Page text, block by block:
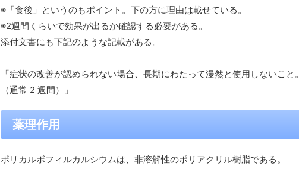
※「食後」というのもポイント。下の方に理由は載せている。
※2週間くらいで効果が出るか確認する必要がある。
添付文書にも下記のような記載がある。
「症状の改善が認められない場合、長期にわたって漫然と使用しないこと。
（通常 2 週間）」
薬理作用
ポリカルボフィルカルシウムは、非溶解性のポリアクリル樹脂である。